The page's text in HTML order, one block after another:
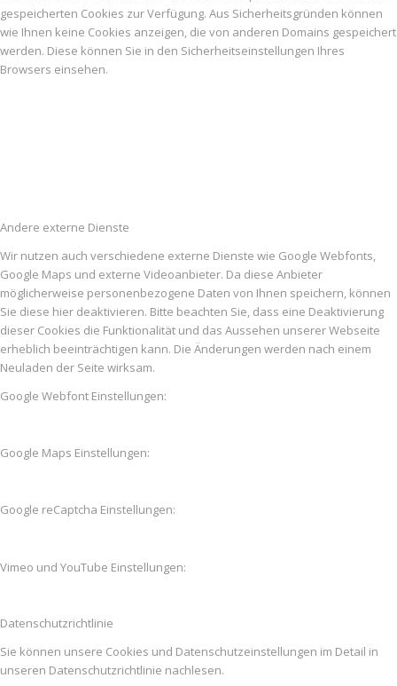
gespeicherten Cookies zur Verfügung. Aus Sicherheitsgründen können
wie Ihnen keine Cookies anzeigen, die von anderen Domains gespeichert
werden. Diese können Sie in den Sicherheitseinstellungen Ihres
Browsers einsehen.
Andere externe Dienste
Wir nutzen auch verschiedene externe Dienste wie Google Webfonts,
Google Maps und externe Videoanbieter. Da diese Anbieter
möglicherweise personenbezogene Daten von Ihnen speichern, können
Sie diese hier deaktivieren. Bitte beachten Sie, dass eine Deaktivierung
dieser Cookies die Funktionalität und das Aussehen unserer Webseite
erheblich beeinträchtigen kann. Die Änderungen werden nach einem
Neuladen der Seite wirksam.
Google Webfont Einstellungen:
Google Maps Einstellungen:
Google reCaptcha Einstellungen:
Vimeo und YouTube Einstellungen:
Datenschutzrichtlinie
Sie können unsere Cookies und Datenschutzeinstellungen im Detail in
unseren Datenschutzrichtlinie nachlesen.